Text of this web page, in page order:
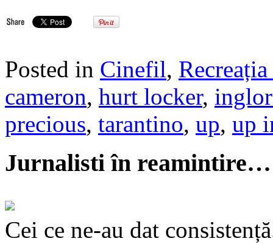
Posted in Cinefil,
cameron, hurt locker,
precious, tarantino, up, up
Jurnalisti în reamintire…
Cei ce ne-au dat